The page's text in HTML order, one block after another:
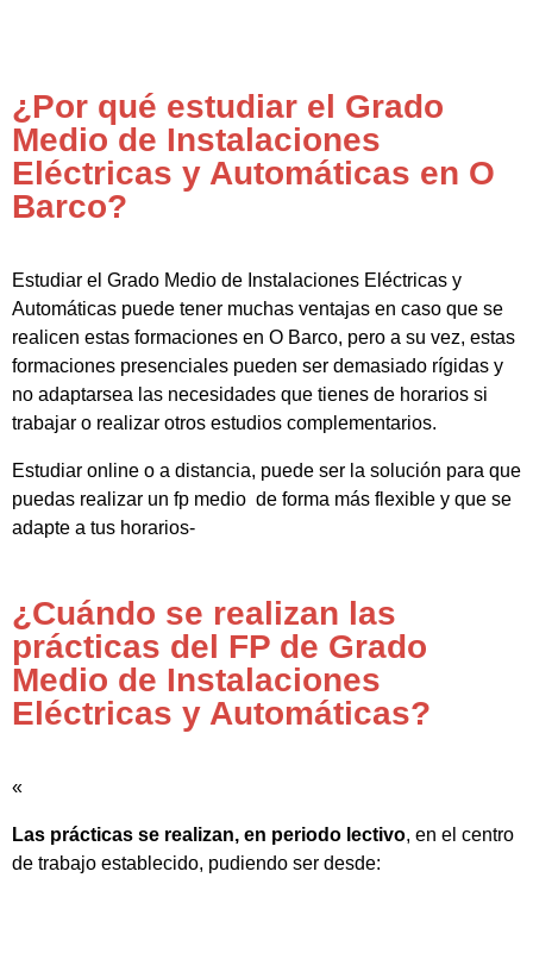
¿Por qué estudiar el Grado
Medio de Instalaciones
Eléctricas y Automáticas en O
Barco?
Estudiar el Grado Medio de Instalaciones Eléctricas y
Automáticas puede tener muchas ventajas en caso que se
realicen estas formaciones en O Barco, pero a su vez, estas
formaciones presenciales pueden ser demasiado rígidas y
no adaptarsea las necesidades que tienes de horarios si
trabajar o realizar otros estudios complementarios.
Estudiar online o a distancia, puede ser la solución para que
puedas realizar un fp medio de forma más flexible y que se
adapte a tus horarios-
¿Cuándo se realizan las
prácticas del FP de Grado
Medio de Instalaciones
Eléctricas y Automáticas?
«
Las prácticas se realizan, en periodo lectivo, en el centro
de trabajo establecido, pudiendo ser desde: